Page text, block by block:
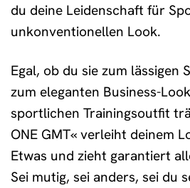
du deine Leidenschaft für
unkonventionellen Look.
Egal, ob du sie zum lässigen
zum eleganten Business-
sportlichen Trainingsoutfit
ONE GMT« verleiht deinem
Etwas und zieht garantiert
Sei mutig, sei anders, sei du